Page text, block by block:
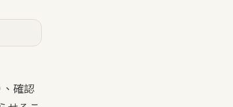
確認